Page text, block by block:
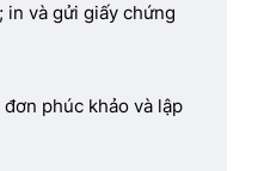
in và gửi giấy chứng
phúc khảo và lập